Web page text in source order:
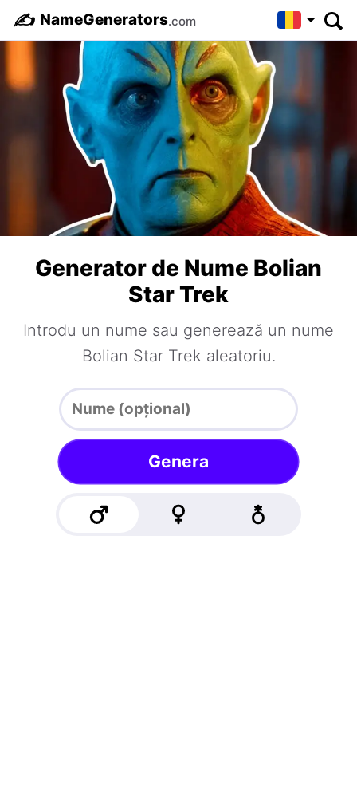
✍️ NameGenerators.com
Generator de Nume Bolian
Star Trek
Introdu un nume sau generează un nume
Bolian Star Trek aleatoriu.
Genera